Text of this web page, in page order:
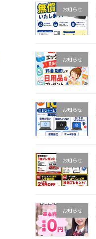
お知らせ
お知らせ
お知らせ
お知らせ
お知らせ